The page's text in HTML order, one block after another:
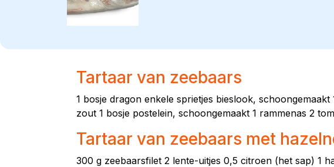
Tartaar van zeebaars
1 bosje dragon enkele sprietjes bieslook,
zout 1 bosje postelein, schoongemaakt 1 rammenas 2
Tartaar van zeebaars met
300 g zeebaarsfilet 2 lente-uitjes 0,5 citroen (het sap) 1